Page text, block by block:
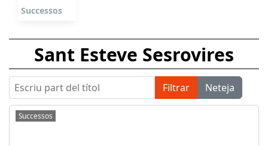
Successos
Sant Esteve Sesrovires
Escriu part del títol Filtrar Neteja
Successos